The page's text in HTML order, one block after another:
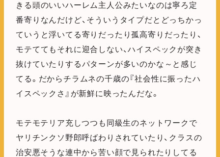
きる頭のいいハーレム主人公みたいなのは寧ろ定
番寄りなんだけど、そういうタイプだとどっちかっ
ていうと浮いてる寄りだったり孤高寄りだったり、
モテててもそれに迎合しない、ハイスペックが突き
抜けていたりするパターンが多いのかな～と感じ
てる。だからチラムネの千歳の『社会性に振ったハ
イスペックさ』が新鮮に映ったんだな。
モテモテリア充しつつも同級生のネットワークで
ヤリチンクソ野郎呼ばわりされていたり、クラスの
治安悪そうな連中から苦い顔で見られたりしてる